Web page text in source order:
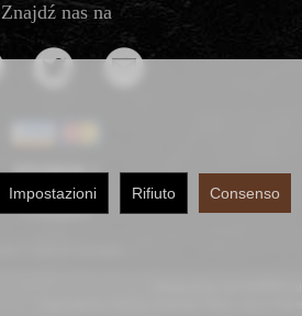
Znajdź nas na
Informacje
Contatto
Impostazioni Rifiuto Consenso